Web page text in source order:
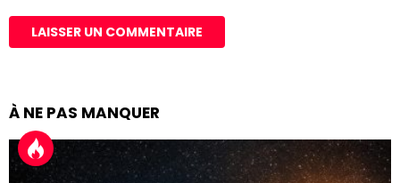
À NE PAS MANQUER